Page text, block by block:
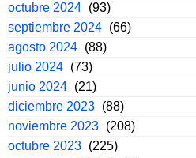
octubre 2024 (93)
septiembre 2024 (66)
agosto 2024 (88)
julio 2024 (73)
junio 2024 (21)
diciembre 2023 (88)
noviembre 2023 (208)
octubre 2023 (225)